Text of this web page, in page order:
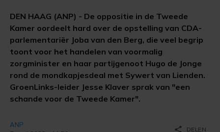
DEN HAAG (ANP) - De oppositie in de Tweede
Kamer oordeelt hard over de opstelling van CDA-
parlementariër Joba van den Berg, die veel begrip
toont voor het handelen van voormalig
zorgminister en haar partijgenoot Hugo de Jonge
rond de mondkapjesdeal met Sywert van Lienden.
GroenLinks-leider Jesse Klaver sprak van "een
schande voor de Tweede Kamer".
ANP
share DELEN